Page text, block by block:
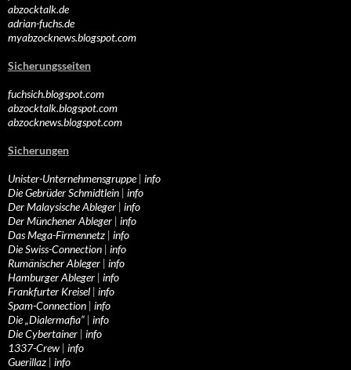
abzocktalk.de
adrian-fuchs.de
myabzocknews.blogspot.com
Sicherungsseiten
fuchsich.blogspot.com
abzocktalk.blogspot.com
abzocknews.blogspot.com
Sicherungen
Unister-Unternehmensgruppe| info
Die Gebrüder Schmidtlein | info
Der Malaysische Ableger | info
Der Münchener Ableger | info
Das Mega-Firmennetz | info
Die Swiss-Connection | info
Rumänischer Ableger | info
Hamburger Ableger | info
Frankfurter Kreisel | info
Spam-Connection | info
Die „Dialermafia“ | info
Die Cybertainer | info
1337-Crew | info
Guerillaz | info